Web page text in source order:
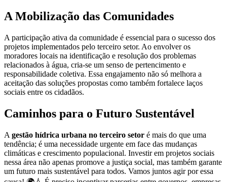
A Mobilização das Comunidades
A participação ativa da comunidade é essencial para o sucesso dos
projetos implementados pelo terceiro setor. Ao envolver os
moradores locais na identificação e resolução dos problemas
relacionados à água, cria-se um senso de pertencimento e
responsabilidade coletiva. Essa engajamento não só melhora a
aceitação das soluções propostas como também fortalece laços
sociais entre os cidadãos.
Caminhos para o Futuro Sustentável
A gestão hídrica urbana no terceiro setor é mais do que uma
tendência; é uma necessidade urgente em face das mudanças
climáticas e crescimento populacional. Investir em projetos sociais
nessa área não apenas promove a justiça social, mas também garante
um futuro mais sustentável para todos. Vamos juntos agir por essa